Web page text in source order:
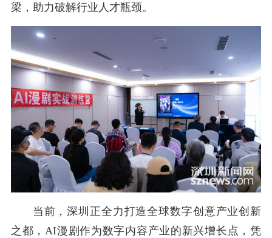
梁，助力破解行业人才瓶颈。
当前，深圳正全力打造全球数字创意产业创新
之都，AI漫剧作为数字内容产业的新兴增长点，凭